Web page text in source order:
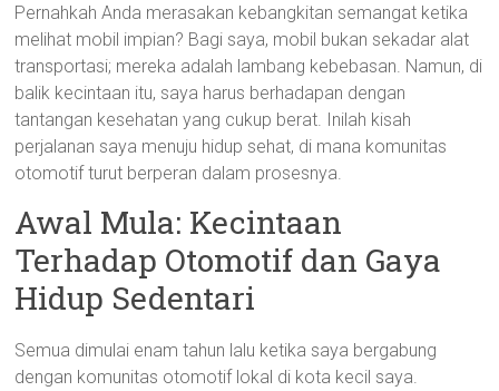
Pernahkah Anda merasakan kebangkitan semangat ketika
melihat mobil impian? Bagi saya, mobil bukan sekadar alat
transportasi; mereka adalah lambang kebebasan. Namun, di
balik kecintaan itu, saya harus berhadapan dengan
tantangan kesehatan yang cukup berat. Inilah kisah
perjalanan saya menuju hidup sehat, di mana komunitas
otomotif turut berperan dalam prosesnya.
Awal Mula: Kecintaan
Terhadap Otomotif dan Gaya
Hidup Sedentari
Semua dimulai enam tahun lalu ketika saya bergabung
dengan komunitas otomotif lokal di kota kecil saya.